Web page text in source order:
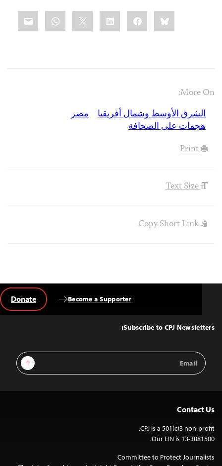
Bluesky
Facebook
LinkedIn
More On:
الشرق الأوسط وشمال أفريقيا
مصر
هجمات على الصحافة
Print
Text Size
Copy Short Link
Top
Subscribe to CPJ Newsletters:
Email
Address
Sign Up
Become a Supporter
Donate
Contact Us
CPJ is a 501(c)3 non-profit.
Our EIN is 13-3081500.
Committee to Protect Journalists